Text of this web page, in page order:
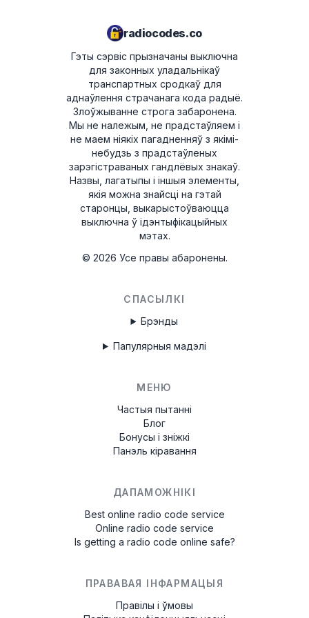
Калі ў вас іншая мадэль магнітолы, магчыма,
яе трэба будзе выняць і перапісаць серыйны
нумар з этыкеткі на корпусе. Прыклады
прыведзены ніжэй.
Інструменты для зняцця магнітолы
Паўтарыце гэтую аперацыю для
наступных кнопак - 2, 3 і 4.
Каб пацвердзіць, націсніце кнопку 5.
Цяпер вы можаце зноў атрымліваць
асалоду ад музыкі!
radiocodes.co
Гэты сэрвіс прызначаны выключна
для законных уладальнікаў
транспартных сродкаў для
аднаўлення страчанага кода радыё.
Злоўжыванне строга забаронена.
Мы не належым, не прадстаўляем і
не маем ніякіх пагадненняў з якімі-
небудзь з прадстаўленых
зарэгістраваных гандлёвых знакаў.
Назвы, лагатыпы і іншыя элементы,
якія можна знайсці на гэтай
старонцы, выкарыстоўваюцца
выключна ў ідэнтыфікацыйных
мэтах.
© 2026 Усе правы абаронены.
СПАСЫЛКІ
Брэнды
Папулярныя мадэлі
МЕНЮ
Частыя пытанні
Блог
Бонусы і зніжкі
Панэль кіравання
ДАПАМОЖНІКІ
Best online radio code service
Online radio code service
Is getting a radio code online safe?
ПРАВАВАЯ ІНФАРМАЦЫЯ
Правілы і ўмовы